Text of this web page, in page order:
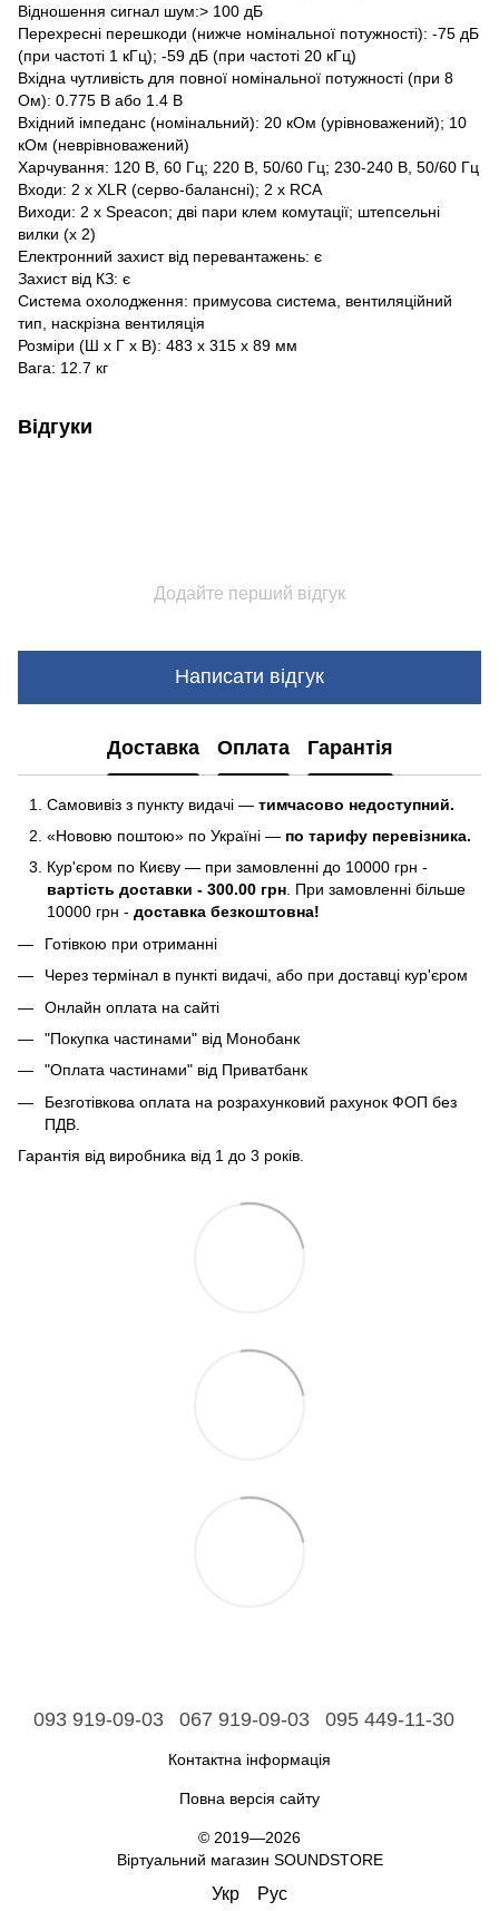
Відношення сигнал шум:> 100 дБ
Перехресні перешкоди (нижче номінальної потужності): -75 дБ
(при частоті 1 кГц); -59 дБ (при частоті 20 кГц)
Вхідна чутливість для повної номінальної потужності (при 8
Ом): 0.775 В або 1.4 В
Вхідний імпеданс (номінальний): 20 кОм (урівноважений); 10
кОм (неврівноважений)
Харчування: 120 В, 60 Гц; 220 В, 50/60 Гц; 230-240 В, 50/60 Гц
Входи: 2 х XLR (серво-балансні); 2 х RCA
Виходи: 2 х Speacon; дві пари клем комутації; штепсельні
вилки (х 2)
Електронний захист від перевантажень: є
Захист від КЗ: є
Система охолодження: примусова система, вентиляційний
тип, наскрізна вентиляція
Розміри (Ш х Г х В): 483 х 315 x 89 мм
Вага: 12.7 кг
Відгуки
Додайте перший відгук
Написати відгук
Доставка Оплата Гарантія
Самовивіз з пункту видачі — тимчасово недоступний.
«Нововю поштою» по Україні — по тарифу перевізника.
Кур'єром по Києву — при замовленні до 10000 грн -
вартість доставки - 300.00 грн. При замовленні більше
10000 грн - доставка безкоштовна!
Готівкою при отриманні
Через термінал в пункті видачі, або при доставці кур'єром
Онлайн оплата на сайті
"Покупка частинами" від Монобанк
"Оплата частинами" від Приватбанк
Безготівкова оплата на розрахунковий рахунок ФОП без
ПДВ.
Гарантія від виробника від 1 до 3 років.
093 919-09-03 067 919-09-03 095 449-11-30
Контактна інформація
Повна версія сайту
© 2019—2026
Віртуальний магазин SOUNDSTORE
Укр Рус